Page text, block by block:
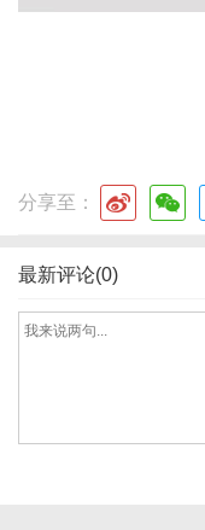
分享至：
最新评论(0)